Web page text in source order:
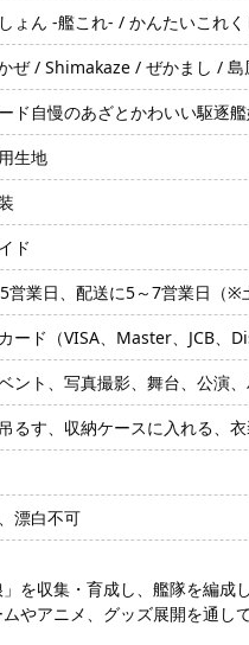
ょん -艦これ- / かんたいこれ
ぜ / Shimakaze / ぜかまし / 島
ド自慢のあざとかわいい駆逐
生地
ド
営業日、配送に5～7営業日（
ード（VISA、Master、JCB、
ント、写真撮影、舞台、公演
るす、収納ケースに入れる、
漂白不可
を収集・育成し、艦隊を編
アニメ、グッズ展開を通し